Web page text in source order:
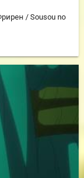
/ Sousou no